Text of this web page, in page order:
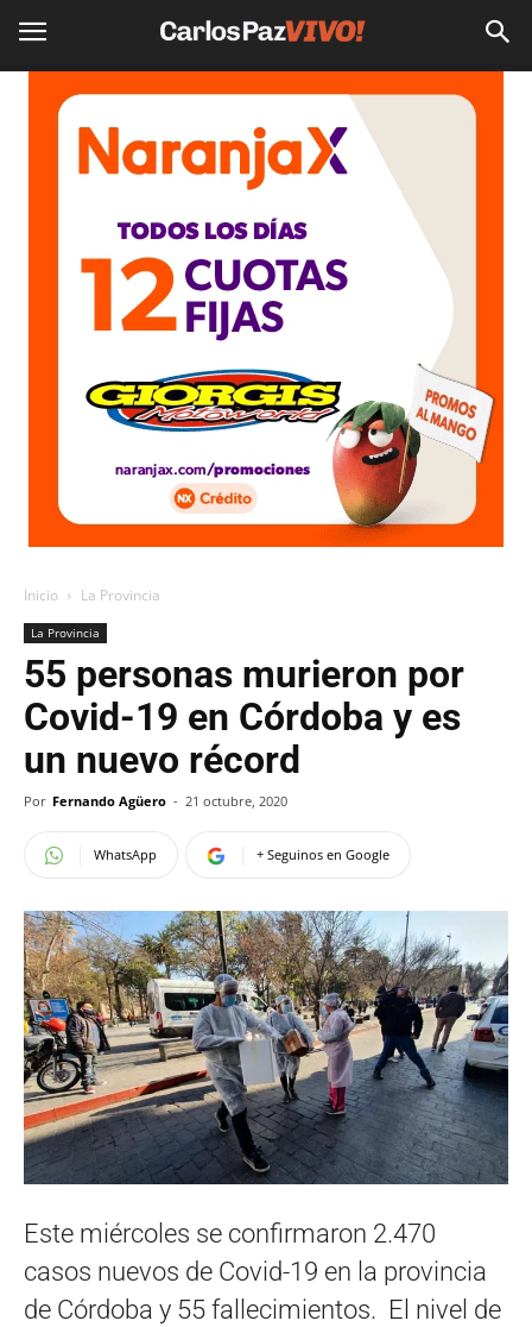
Inicio La Provincia
La Provincia
55 personas murieron por
Covid-19 en Córdoba y es
un nuevo récord
Por Fernando Agüero - 21 octubre, 2020
WhatsApp + Seguinos en Google
Este miércoles se confirmaron 2.470
casos nuevos de Covid-19 en la provincia
de Córdoba y 55 fallecimientos. El nivel de